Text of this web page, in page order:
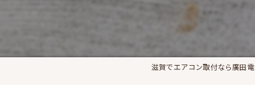
滋賀でエアコン取付なら廣田